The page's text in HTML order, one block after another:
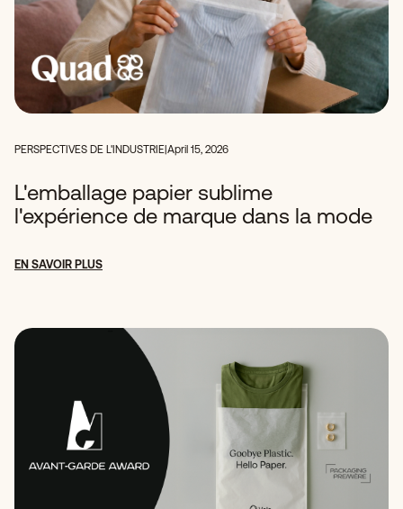
PERSPECTIVES DE L'INDUSTRIE April 15, 2026
L'emballage papier sublime
l'expérience de marque dans la mode
EN SAVOIR PLUS